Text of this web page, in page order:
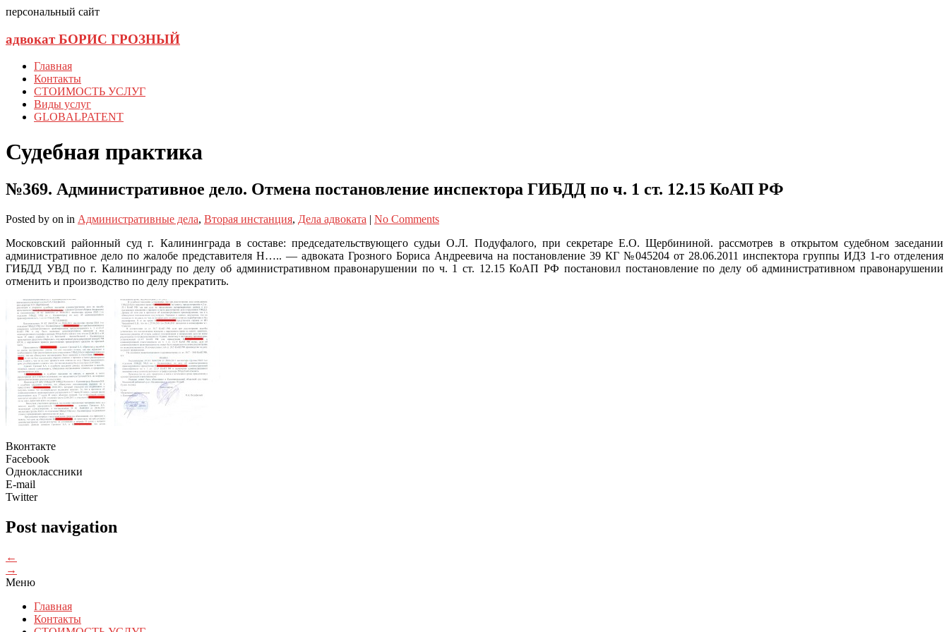
персональный сайт
адвокат БОРИС ГРОЗНЫЙ
Главная
Контакты
СТОИМОСТЬ УСЛУГ
Виды услуг
GLOBALPATENT
Судебная практика
№369. Административное дело. Отмена постановление инспектора ГИБДД по ч. 1 ст. 12.15 КоАП РФ
Posted by on in Административные дела, Вторая инстанция, Дела адвоката | No Comments
Московский районный суд г. Калининграда в составе: председательствующего судьи О.Л. Подуфалого, при секретаре Е.О. Щербининой. рассмотрев в открытом судебном заседании
административное дело по жалобе представителя Н….. — адвоката Грозного Бориса Андреевича на постановление 39 КГ №045204 от 28.06.2011 инспектора группы ИДЗ 1-го отделения
ГИБДД УВД по г. Калининграду по делу об административном правонарушении по ч. 1 ст. 12.15 КоАП РФ постановил постановление по делу об административном правонарушении
отменить и производство по делу прекратить.
Вконтакте
Facebook
Одноклассники
E-mail
Twitter
Post navigation
←
→
Меню
Главная
Контакты